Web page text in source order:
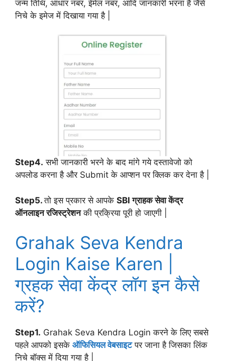
जन्म तिथि, आधार नंबर, ईमेल नंबर, आदि जानकारी भरना है जैसे
निचे के इमेज में दिखाया गया है |
Step4. सभी जानकारी भरने के बाद मांगे गये दस्तावेजो को
अपलोड करना है और Submit के आप्शन पर क्लिक कर देना है |
Step5.तो इस प्रकार से आपके SBI ग्राहक सेवा केंद्र
ऑनलाइन रजिस्ट्रेशनकी प्रक्रिया पूरी हो जाएगी |
Grahak Seva Kendra
Login Kaise Karen |
ग्रहक सेवा केंद्र लॉग इन कैसे
करें?
Step1. Grahak Seva Kendra Login करने के लिए सबसे
पहले आपको इसके ऑफिसियल वेबसाइटपर जाना है जिसका लिंक
निचे बॉक्स में दिया गया है |